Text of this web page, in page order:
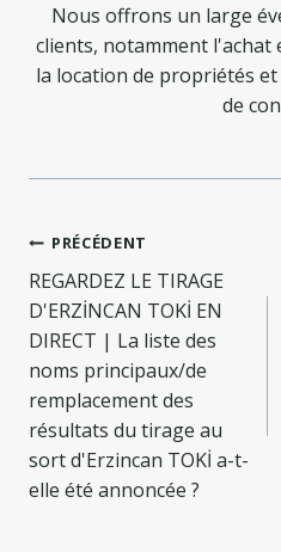
Nous offrons un large
clients, notamment l'achat
la location de propriétés
de
Navigation
de
l’article
PRÉCÉDENT
REGARDEZ LE TIRAGE
D'ERZİNCAN TOKİ EN
DIRECT | La liste des
noms principaux/de
remplacement des
résultats du tirage au
sort d'Erzincan TOKİ a-t-
elle été annoncée ?